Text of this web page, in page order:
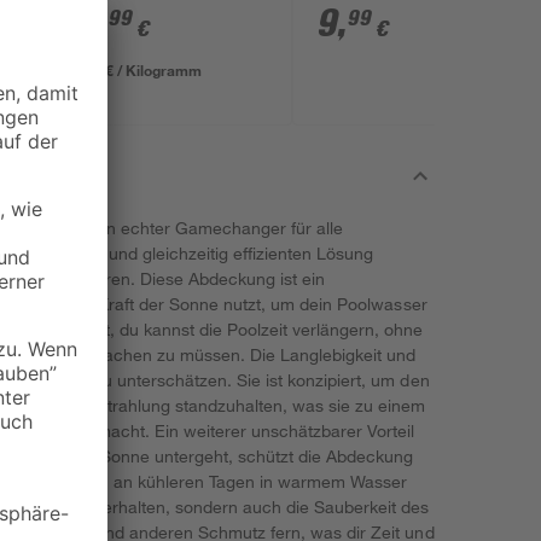
die Poolpflege
,99 €
16,99 € / Kilogramm
g/250 g Tabletten
9,99 €
ist ein echter Gamechanger für alle
und gleichzeitig effizienten Lösung
zu maximieren. Diese Abdeckung ist ein
das die Kraft der Sonne nutzt, um dein Poolwasser
Das bedeutet, du kannst die Poolzeit verlängern, ohne
machen zu müssen. Die Langlebigkeit und
sind nicht zu unterschätzen. Sie ist konzipiert, um den
Sonneneinstrahlung standzuhalten, was sie zu einem
macht. Ein weiterer unschätzbarer Vorteil
Wenn die Sonne untergeht, schützt die Abdeckung
du auch an kühleren Tagen in warmem Wasser
bleibt erhalten, sondern auch die Sauberkeit des
Blätter und anderen Schmutz fern, was dir Zeit und